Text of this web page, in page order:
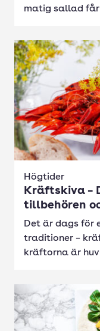
matig sallad får
Högtider
Kräftskiva –
tillbehören
Det är dags för
traditioner –
kräftorna är